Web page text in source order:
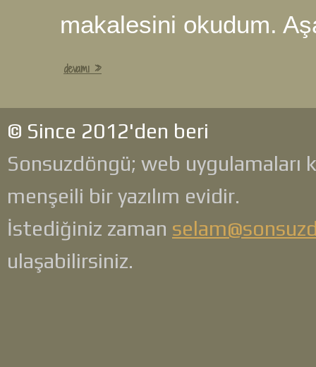
makalesini okudum.
devamı »
© Since 2012'den beri
Sonsuzdöngü; web uygulamaları
menşeili bir yazılım evidir.
İstediğiniz zaman
ulaşabilirsiniz.